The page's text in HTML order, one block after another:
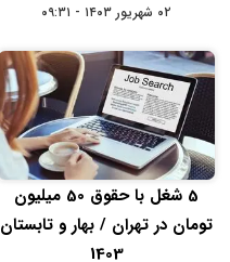
۰۲ شهریور ۱۴۰۳ - ۰۹:۳۱
5 شغل با حقوق 50 میلیون
تومان در تهران / بهار و تابستان
1403